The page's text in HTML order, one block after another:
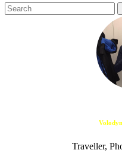
Traveller,